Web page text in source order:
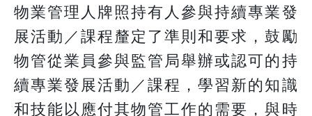
物業管理人牌照持有人參與持續專業發
展活動／課程釐定了準則和要求，鼓勵
物管從業員參與監管局舉辦或認可的持
續專業發展活動／課程，學習新的知識
和技能以應付其物管工作的需要，與時